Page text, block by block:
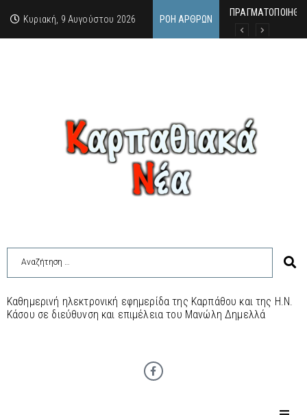
Κυριακή, 9 Αυγούστου 2026 ΡΟΉ ΆΡΘΡΩΝ
Απαγορεύεται
ΙΜΜΑΚΟΛΑΤΑ: 300
Καθημερινή ηλεκτρονική εφημερίδα της Καρπάθου και της Η.Ν.
Κάσου σε διεύθυνση και επιμέλεια του Μανώλη Δημελλά